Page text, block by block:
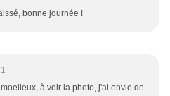
bonne journée !
à voir la photo, j'ai envie de